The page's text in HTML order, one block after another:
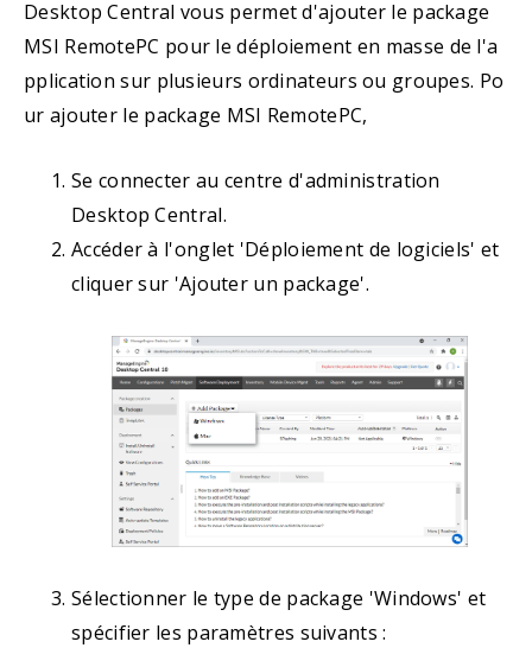
Desktop Central vous permet d'ajouter le package
MSI RemotePC pour le déploiement en masse de l'a
pplication sur plusieurs ordinateurs ou groupes. Po
ur ajouter le package MSI RemotePC,
Se connecter au centre d'administration
Desktop Central.
Accéder à l'onglet 'Déploiement de logiciels' et
cliquer sur 'Ajouter un package'.
Sélectionner le type de package 'Windows' et
spécifier les paramètres suivants :